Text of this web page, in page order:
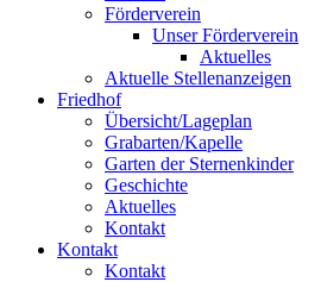
Förderverein
Unser Förderverein
Aktuelles
Aktuelle Stellenanzeigen
Friedhof
Übersicht/Lageplan
Grabarten/Kapelle
Garten der Sternenkinder
Geschichte
Aktuelles
Kontakt
Kontakt
Kontakt